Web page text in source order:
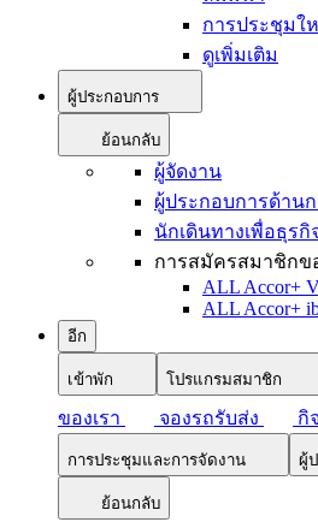
การประชุมใ
ดูเพิ่มเติม
ผู้ประกอบการ
ย้อนกลับ
ผู้จัดงาน
ผู้ประกอบการด้านก
นักเดินทางเพื่อธุรกิ
การสมัครสมาชิกข
ALL Accor+
ALL Accor+
อีก
เข้าพัก โปรแกรมสมาชิก
ของเรา
จองรถรับส่ง กิ
การประชุมและการจัดงาน ผู้
ย้อนกลับ